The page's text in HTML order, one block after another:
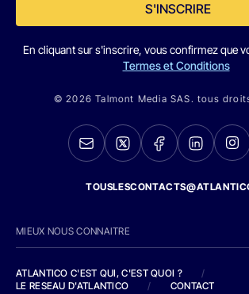
S'INSCRIRE
En cliquant sur s'inscrire, vous confirmez que
Termes et Conditions
© 2026 Talmont Media SAS. tous
MIEUX NOUS CONNAITRE
ATLANTICO C'EST QUI, C'EST QUOI ?
/
LE RESEAU D'ATLANTICO
/ CONTACT